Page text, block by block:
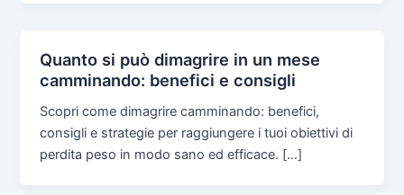
Quanto si può dimagrire in un mese
camminando: benefici e consigli
Scopri come dimagrire camminando: benefici,
consigli e strategie per raggiungere i tuoi obiettivi di
perdita peso in modo sano ed efficace. […]